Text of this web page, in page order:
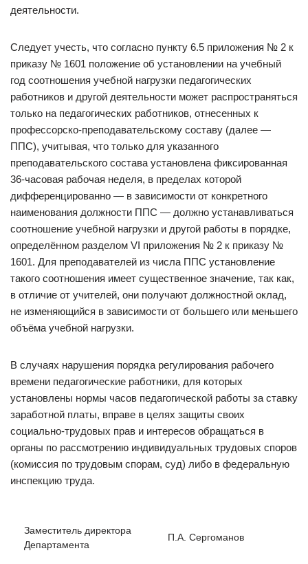
деятельности.
Следует учесть, что согласно пункту 6.5 приложения № 2 к
приказу № 1601 положение об установлении на учебный
год соотношения учебной нагрузки педагогических
работников и другой деятельности может распространяться
только на педагогических работников, отнесенных к
профессорско-преподавательскому составу (далее —
ППС), учитывая, что только для указанного
преподавательского состава установлена фиксированная
36-часовая рабочая неделя, в пределах которой
дифференцированно — в зависимости от конкретного
наименования должности ППС — должно устанавливаться
соотношение учебной нагрузки и другой работы в порядке,
определённом разделом VI приложения № 2 к приказу №
1601. Для преподавателей из числа ППС установление
такого соотношения имеет существенное значение, так как,
в отличие от учителей, они получают должностной оклад,
не изменяющийся в зависимости от большего или меньшего
объёма учебной нагрузки.
В случаях нарушения порядка регулирования рабочего
времени педагогические работники, для которых
установлены нормы часов педагогической работы за ставку
заработной платы, вправе в целях защиты своих
социально-трудовых прав и интересов обращаться в
органы по рассмотрению индивидуальных трудовых споров
(комиссия по трудовым спорам, суд) либо в федеральную
инспекцию труда.
Заместитель директора
Департамента
П.А. Сергоманов